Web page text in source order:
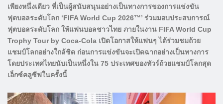
เพียงหนึ่งเดียว ที่เป็นผู้สนับสนุนอย่างเป็นทางการของการแข่งขัน
ฟุตบอลระดับโลก ‘FIFA World Cup 2026™’ ร่วมมอบประสบการณ์
ฟุตบอลระดับโลก ให้แฟนบอลชาวไทย ภายในงาน FIFA World Cup
Trophy Tour by Coca-Cola เปิดโอกาสให้แฟนๆ ได้ร่วมชมถ้วย
แชมป์โลกอย่างใกล้ชิด ก่อนการแข่งขันจะเปิดฉากอย่างเป็นทางการ
โดยประเทศไทยนับเป็นหนึ่งใน 75 ประเทศของทัวร์ถ้วยแชมป์โลกสุด
เอ็กซ์คลูซีฟในครั้งนี้